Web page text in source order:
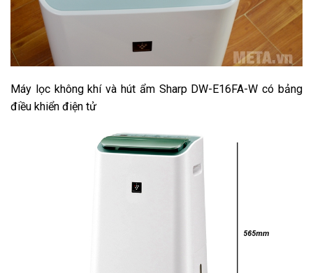
Máy lọc không khí và hút ẩm Sharp DW-E16FA-W có bảng
điều khiển điện tử